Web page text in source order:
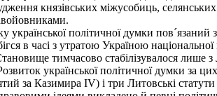
князівських міжусобиць,
української політичної думки
в часі з утратою Україною
тимчасово стабілізувалося лише
української політичної думки
за Казимира IV) і три Литовські